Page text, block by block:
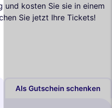
und kosten Sie sie in einem
Sie jetzt Ihre Tickets!
Als Gutschein schenken